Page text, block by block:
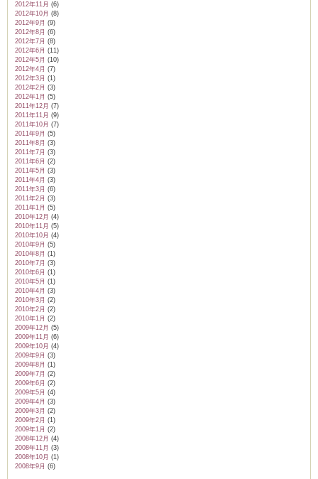
2012年11月 (6)
2012年10月 (8)
2012年9月 (9)
2012年8月 (6)
2012年7月 (8)
2012年6月 (11)
2012年5月 (10)
2012年4月 (7)
2012年3月 (1)
2012年2月 (3)
2012年1月 (5)
2011年12月 (7)
2011年11月 (9)
2011年10月 (7)
2011年9月 (5)
2011年8月 (3)
2011年7月 (3)
2011年6月 (2)
2011年5月 (3)
2011年4月 (3)
2011年3月 (6)
2011年2月 (3)
2011年1月 (5)
2010年12月 (4)
2010年11月 (5)
2010年10月 (4)
2010年9月 (5)
2010年8月 (1)
2010年7月 (3)
2010年6月 (1)
2010年5月 (1)
2010年4月 (3)
2010年3月 (2)
2010年2月 (2)
2010年1月 (2)
2009年12月 (5)
2009年11月 (6)
2009年10月 (4)
2009年9月 (3)
2009年8月 (1)
2009年7月 (2)
2009年6月 (2)
2009年5月 (4)
2009年4月 (3)
2009年3月 (2)
2009年2月 (1)
2009年1月 (2)
2008年12月 (4)
2008年11月 (3)
2008年10月 (1)
2008年9月 (6)